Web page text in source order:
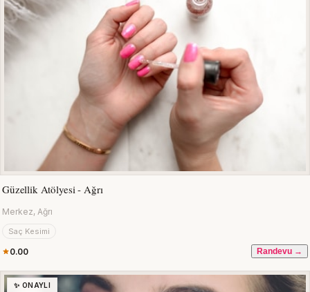
Güzellik Atölyesi - Ağrı
Merkez, Ağrı
Saç Kesimi
0.00 Randevu →
✨ ONAYLI